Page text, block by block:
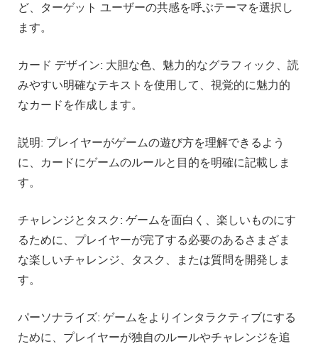
ど、ターゲット ユーザーの共感を呼ぶテーマを選択し
ます。
カード デザイン: 大胆な色、魅力的なグラフィック、読
みやすい明確なテキストを使用して、視覚的に魅力的
なカードを作成します。
説明: プレイヤーがゲームの遊び方を理解できるよう
に、カードにゲームのルールと目的を明確に記載しま
す。
チャレンジとタスク: ゲームを面白く、楽しいものにす
るために、プレイヤーが完了する必要のあるさまざま
な楽しいチャレンジ、タスク、または質問を開発しま
す。
パーソナライズ: ゲームをよりインタラクティブにする
ために、プレイヤーが独自のルールやチャレンジを追